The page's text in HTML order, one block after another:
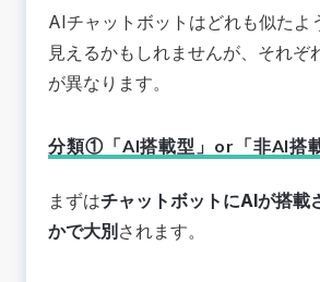
AIチャットボットはどれも似たよ
見えるかもしれませんが、それぞ
が異なります。
分類①「AI搭載型」or「非AI搭
まずはチャットボットにAIが搭載
かで大別 されます。